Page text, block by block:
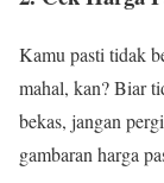
Kamu pasti tidak
mahal, kan? Biar
bekas, jangan
gambaran harga